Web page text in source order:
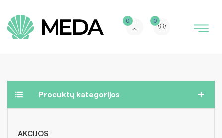
0 0
Produktų kategorijos
AKCIJOS